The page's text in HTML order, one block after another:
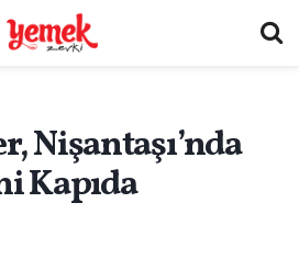
Nişantaşı’nda
Kapıda